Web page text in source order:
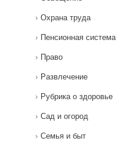
Охрана труда
Пенсионная система
Право
Развлечение
Рубрика о здоровье
Сад и огород
Семья и быт